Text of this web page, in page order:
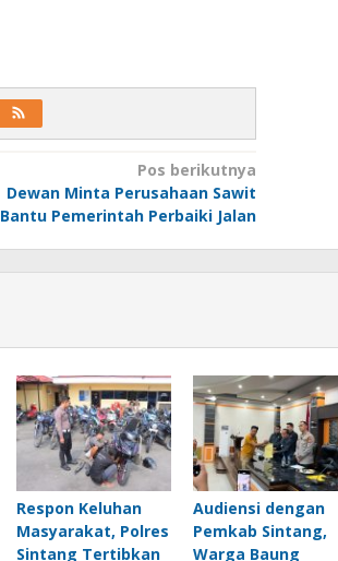
Pos berikutnya
Dewan Minta Perusahaan Sawit
Bantu Pemerintah Perbaiki Jalan
Respon Keluhan
Masyarakat, Polres
Sintang Tertibkan
Audiensi dengan
Pemkab Sintang,
Warga Baung